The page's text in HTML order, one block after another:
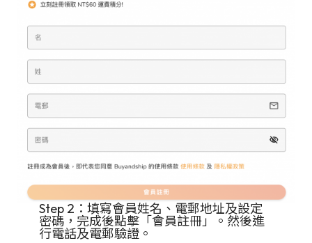
Step 2：填寫會員姓名、電郵地址及設定
密碼，完成後點擊「會員註冊」。然後進
行電話及電郵驗證。